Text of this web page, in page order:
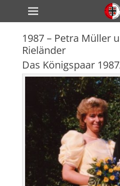
zum
Inhalt
Primärmenü
1987 – Petra Müller
Rieländer
Das Königspaar